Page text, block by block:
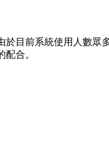
於目前系統使用人數眾
合。